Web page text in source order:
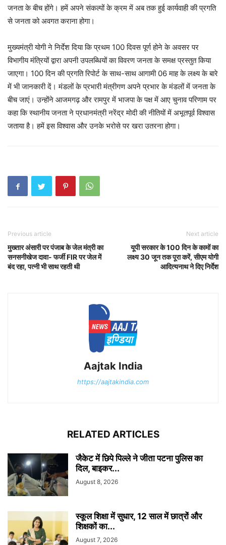
जनता के बीच होंगे। हमें अपने संकल्पों के क्रम में अब तक हुई कार्यवाही की प्रगति
से जनता को अवगत कराना होगा।
मुख्यमंत्री योगी ने निर्देश दिया कि प्रथम 100 दिवस पूर्ण होने के अवसर पर
विभागीय मंत्रियों द्वारा अपनी उपलब्धियों का विवरण जनता के समक्ष प्रस्तुत किया
जाएगा। 100 दिन की प्रगति रिपोर्ट के साथ-साथ आगामी 06 माह के लक्ष्य के बारे
में भी जानकारी दें। मंडलों के प्रभारी मंत्रीगण अपने प्रभार के मंडलों में जनता के
बीच जाएं। उन्होंने आजमगढ़ और रामपुर में भाजपा के पक्ष में आए चुनाव परिणाम पर
कहा कि स्थानीय जनता ने प्रधानमंत्री नरेंद्र मोदी की नीतियों में अभूतपूर्व विश्वास
जताया है। हमें इस विश्वास और उनके भरोसे पर खरा उतरना होगा।
Previous article
मुख्तार अंसारी पर पंजाब के जेल मंत्री का
सनसनीखेज दावा- फर्जी FIR पर जेल में
बंद रहा, पत्नी भी साथ रहती थी
Next article
यूपी सरकार के 100 दिन के कामों का
लक्ष्य 30 जून तक पूरा करें, सीएम योगी
आदित्यनाथ ने दिए निर्देश
Aajtak India
https://aajtakindia.com
RELATED ARTICLES
जैकेट में छिपे पिल्ले ने जीता पटना पुलिस का
दिल, बाइकर...
August 8, 2026
स्कूल शिक्षा में सुधार, 12 साल में छात्रों और
शिक्षकों का...
August 7, 2026